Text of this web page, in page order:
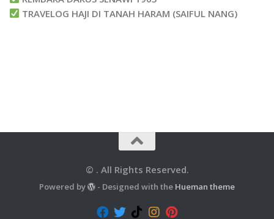
TRAVELOG HAJI DI TANAH HARAM (SAIFUL NANG)
© . All Rights Reserved.
Powered by - Designed with the Hueman theme